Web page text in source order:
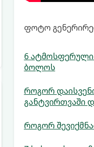
ფოტო
6
ბოლოს
როგორ
განტვირთვაში
როგორ